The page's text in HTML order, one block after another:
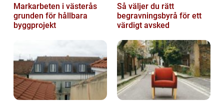
Markarbeten i västerås
grunden för hållbara
byggprojekt
Så väljer du rätt
begravningsbyrå för ett
värdigt avsked